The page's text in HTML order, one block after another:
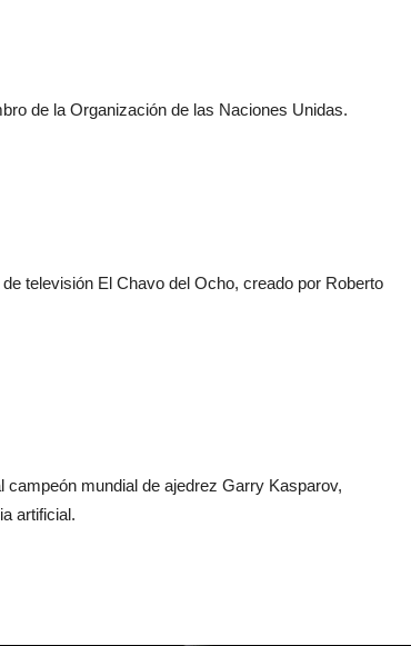
de la Organización de las Naciones Unidas.
televisión El Chavo del Ocho, creado por Roberto
mundial de ajedrez Garry Kasparov,
artificial.